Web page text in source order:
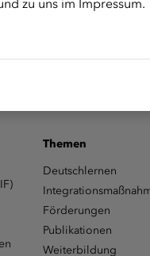
Verfügung
Themen
Deutschlernen
Förderungen
Publikationen
Weiterbildung
zu uns im Impressum.